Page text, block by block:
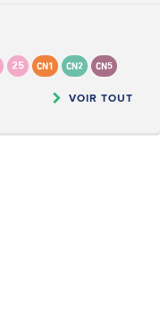
25 CN1 CN2 CN5
VOIR TOUT